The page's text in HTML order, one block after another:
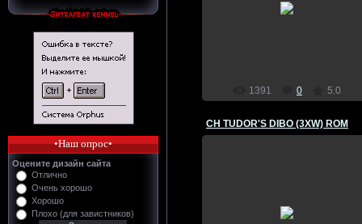
•Наш опрос•
Оцените дизайн сайта
Отлично
Очень хорошо
Хорошо
Плохо (для завистников)
Рождён: 00.00.0000 г.
1391 0 5.0
CH TUDOR'S DIBO (3XW) ROM
Рождён: 21.03.1951 г.